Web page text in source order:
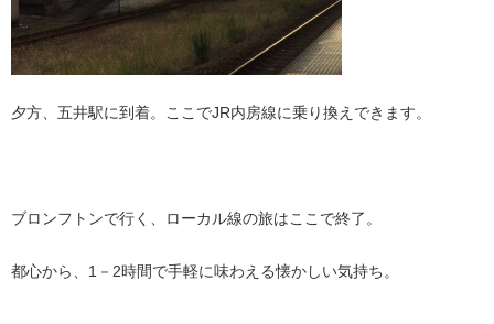
夕方、五井駅に到着。ここでJR内房線に乗り換えできます。
ブロンフトンで行く、ローカル線の旅はここで終了。
都心から、1－2時間で手軽に味わえる懐かしい気持ち。